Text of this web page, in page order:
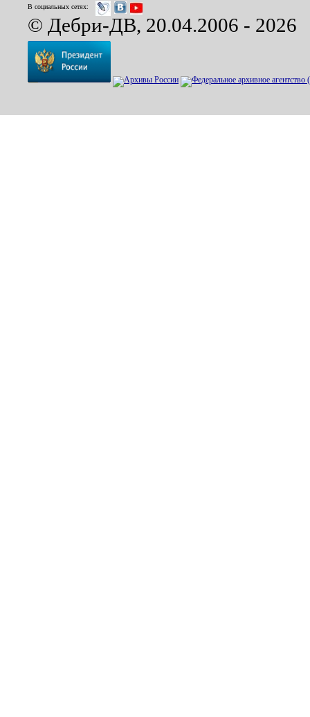
В социальных сетях:
© Дебри-ДВ, 20.04.2006 - 2026